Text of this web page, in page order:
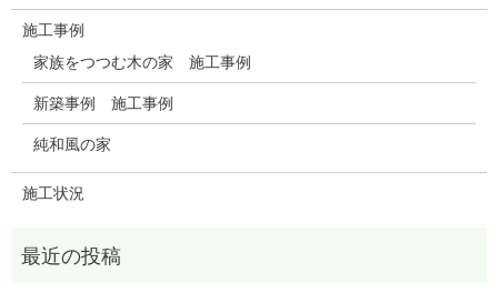
施工事例
家族をつつむ木の家 施工事例
新築事例 施工事例
純和風の家
施工状況